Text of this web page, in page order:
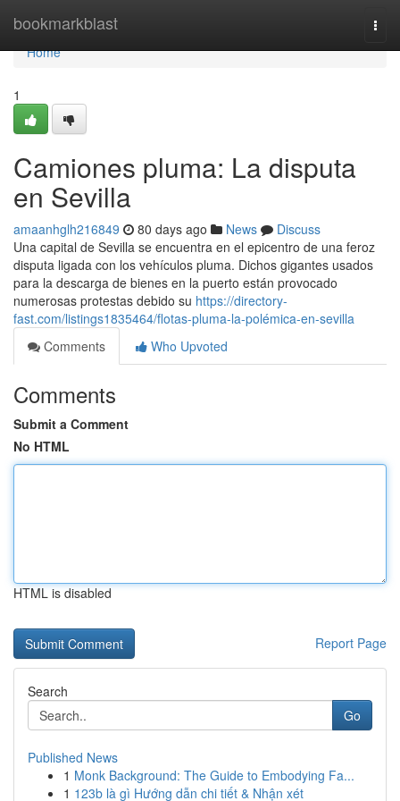
bookmarkblast
Home
Home
1
Camiones pluma: La disputa
en Sevilla
amaanhglh216849 80 days ago News
Discuss
Una capital de Sevilla se encuentra en el epicentro de una feroz
disputa ligada con los vehículos pluma. Dichos gigantes usados
para la descarga de bienes en la puerto están provocado
numerosas protestas debido su https://directory-
fast.com/listings1835464/flotas-pluma-la-polémica-en-sevilla
Comments
Who Upvoted
Comments
Submit a Comment
No HTML
HTML is disabled
Report Page
Search
Go
Published News
1 Monk Background: The Guide to Embodying Fa...
1 123b là gì Hướng dẫn chi tiết & Nhận xét